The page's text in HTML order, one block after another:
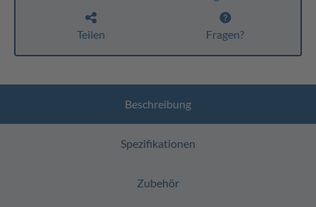
Teilen Fragen?
Beschreibung
Spezifikationen
Zubehör